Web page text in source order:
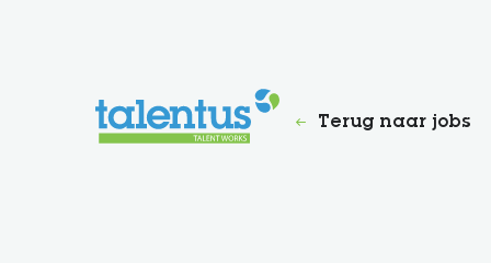
Terug naar jobs